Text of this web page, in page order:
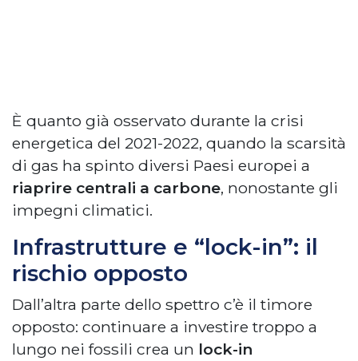
È quanto già osservato durante la crisi
energetica del 2021-2022, quando la scarsità
di gas ha spinto diversi Paesi europei a
riaprire centrali a carbone, nonostante gli
impegni climatici.
Infrastrutture e “lock-in”: il
rischio opposto
Dall’altra parte dello spettro c’è il timore
opposto: continuare a investire troppo a
lungo nei fossili crea un lock-in